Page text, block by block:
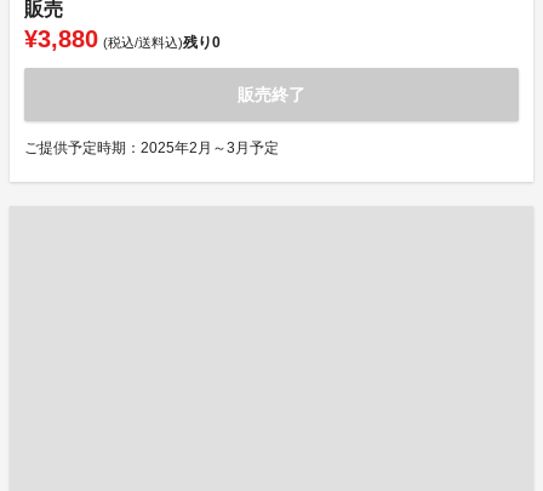
販売
¥3,880 (税込/送料込)残り0
販売終了
ご提供予定時期：2025年2月～3月予定